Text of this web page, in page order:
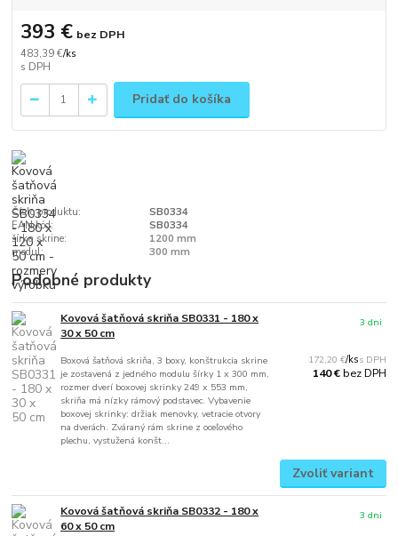
483,39 €/ks
393 € bez DPH
Pridať do košíka
Číslo produktu:
SB0334
EAN kód:
SB0334
šírka skrine:
1200 mm
modul:
300 mm
Podobné produkty
Kovová šatňová skriňa SB0331 - 180 x
30 x 50 cm
Boxová šatňová skriňa, 3 boxy, konštrukcia skrine
je zostavená z jedného modulu šírky 1 x 300 mm,
rozmer dverí boxovej skrinky 249 x 553 mm,
skriňa má nízky rámový podstavec. Vybavenie
boxovej skrinky: držiak menovky, vetracie otvory
na dverách. Zváraný rám skrine z oceľového
plechu, vystužená konšt...
172,20 €/ks
140 €bez DPH
3 dni
Zvoliť variant
Kovová šatňová skriňa SB0332 - 180 x
60 x 50 cm
3 dni